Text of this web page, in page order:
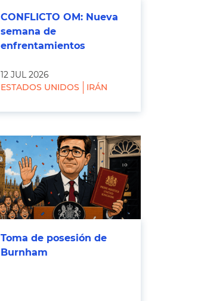
CONFLICTO OM: Nueva
semana de
enfrentamientos
12 JUL 2026
ESTADOS UNIDOS
IRÁN
Toma de posesión de
Burnham